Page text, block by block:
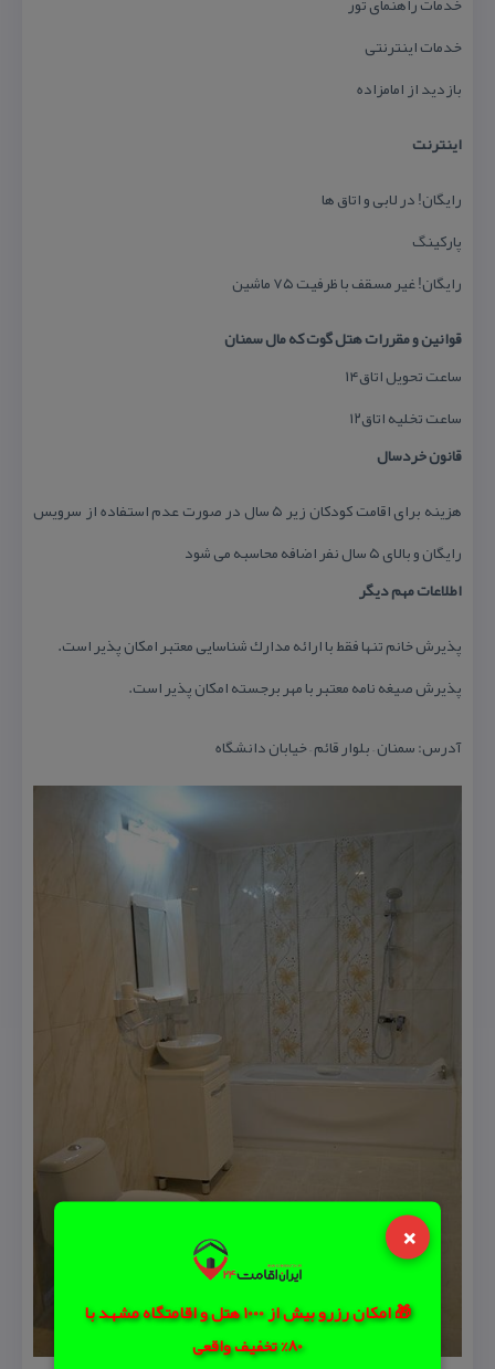
×
🎁 امکان رزرو بیش از 1000 هتل و اقامتگاه مشهد با
80% تخفیف واقعی
خدمات اینترنتی
بازدید از امامزاده
اینترنت
رایگان! در لابی و اتاق ها
پاركینگ
رایگان! غیر مسقف با ظرفیت ۷۵ ماشین
قوانین و مقررات هتل گوت كه مال سمنان
ساعت تحویل اتاق۱۴
ساعت تخلیه اتاق۱۲
قانون خردسال
هزینه برای اقامت كودكان زیر ۵ سال در صورت عدم استفاده از سرویس
رایگان و بالای ۵ سال نفر اضافه محاسبه می شود
اطلاعات مهم دیگر
پذیرش خانم تنها فقط با ارائه مدارك شناسایی معتبر امكان پذیر است.
پذیرش صیغه نامه معتبر با مهر برجسته امكان پذیر است.
آدرس: سمنان – بلوار قائم – خیابان دانشگاه